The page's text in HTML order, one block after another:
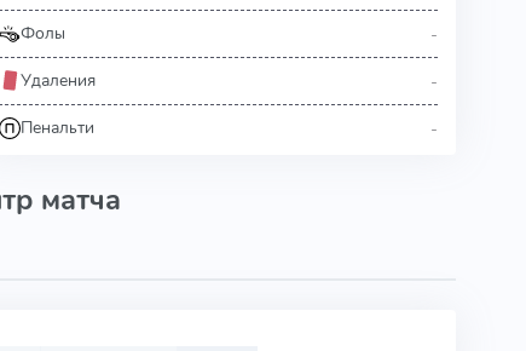
Фолы -
Удаления -
Пенальти -
матча